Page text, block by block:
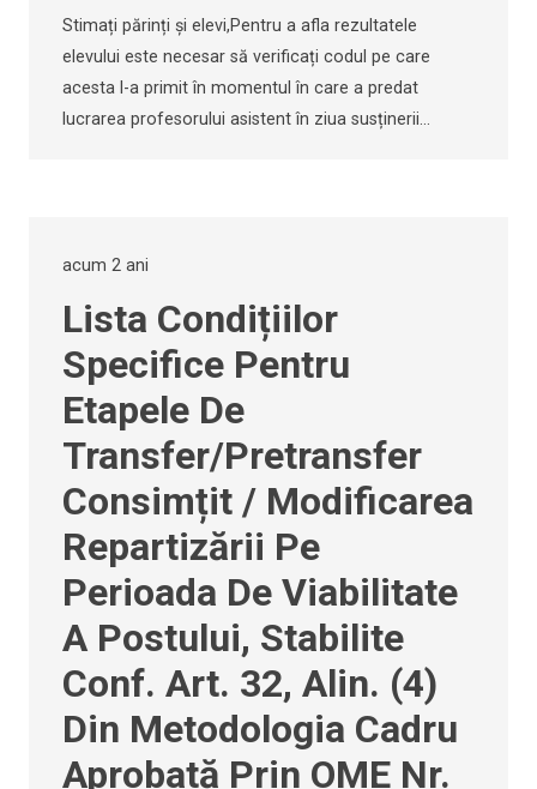
Stimați părinți și elevi,Pentru a afla rezultatele
elevului este necesar să verificați codul pe care
acesta l-a primit în momentul în care a predat
lucrarea profesorului asistent în ziua susținerii…
acum 2 ani
Lista Condițiilor
Specifice Pentru
Etapele De
Transfer/pretransfer
Consimțit / Modificarea
Repartizării Pe
Perioada De Viabilitate
A Postului, Stabilite
Conf. Art. 32, Alin. (4)
Din Metodologia Cadru
Aprobată Prin OME Nr.